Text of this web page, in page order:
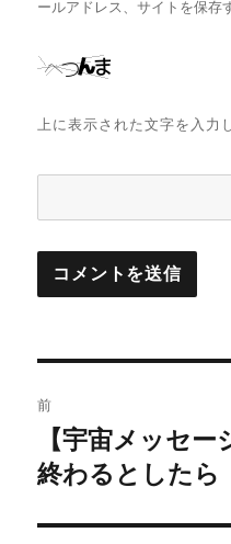
ールアドレス、サイトを保存
上に表示された文字を入力
稿
ナ
ビ
前
の
稿:
【宇宙メッセ
終わるとしたら